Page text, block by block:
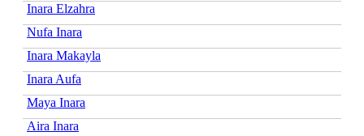
Inara Elzahra
Nufa Inara
Inara Makayla
Inara Aufa
Maya Inara
Aira Inara